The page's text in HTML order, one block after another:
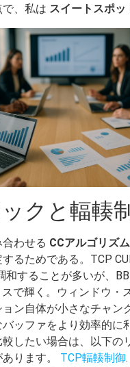
、私は スイートスポッ
クと輻輳
わせる CCアルゴリズム
るためである。TCP
和することが多いが、
で輝く。ウィンドウ・
ン自体が小さなチャン
ッファをより効率的に
したい場合は、以下の
ります。 TCP輻輳制御